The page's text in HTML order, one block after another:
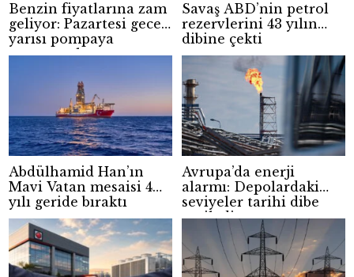
Benzin fiyatlarına zam
geliyor: Pazartesi gece
yarısı pompaya
yansıyacak
Savaş ABD’nin petrol
rezervlerini 43 yılın
dibine çekti
Abdülhamid Han’ın
Mavi Vatan mesaisi 4
yılı geride bıraktı
Avrupa’da enerji
alarmı: Depolardaki
seviyeler tarihi dibe
geriledi